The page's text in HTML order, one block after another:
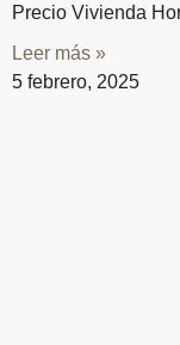
Precio Vivienda
Leer más »
5 febrero, 2025